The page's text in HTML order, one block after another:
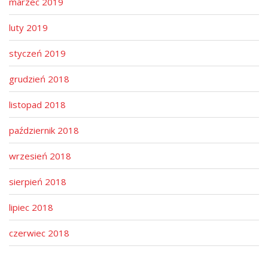
luty 2019
styczeń 2019
grudzień 2018
listopad 2018
październik 2018
wrzesień 2018
sierpień 2018
lipiec 2018
czerwiec 2018